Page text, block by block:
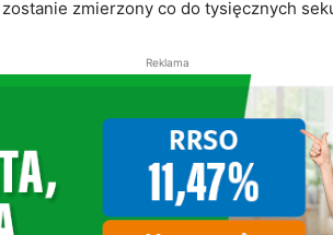
zmierzony co do tysięcznych
Reklama